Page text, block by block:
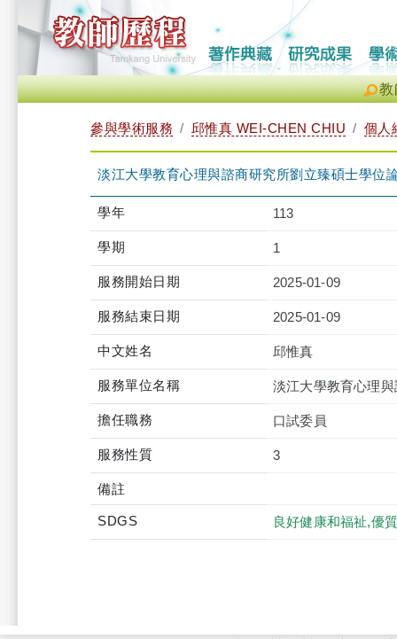
教
參與學術服務 邱惟真 WEI-CHEN CHIU 個人
淡江大學教育心理與諮商研究所劉立臻碩士學位
學年 113
學期 1
服務開始日期 2025-01-09
服務結束日期 2025-01-09
中文姓名 邱惟真
服務單位名稱 淡江大學教育心理
擔任職務 口試委員
服務性質 3
備註
SDGS 良好健康和福祉,優